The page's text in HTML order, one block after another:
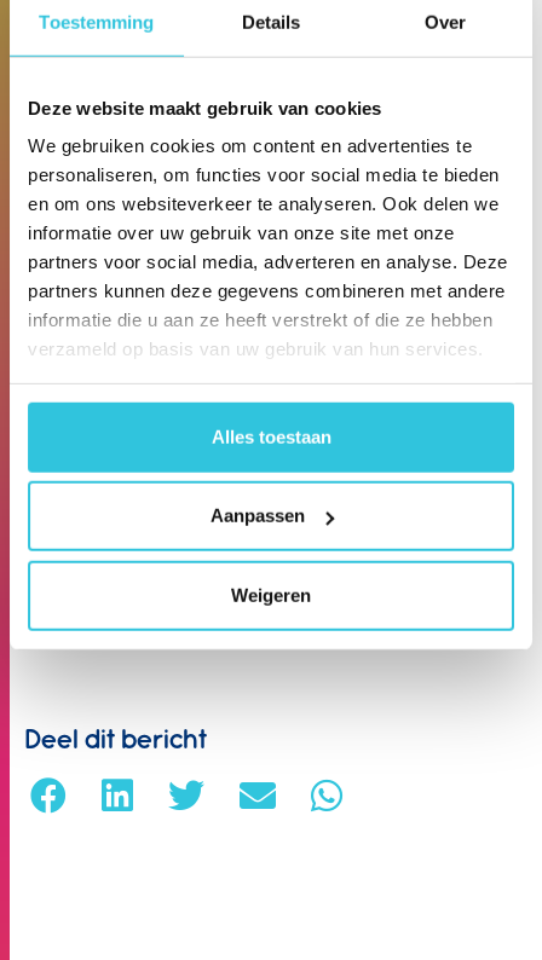
Toestemming Details Over
Deze website maakt gebruik van cookies
We gebruiken cookies om content en advertenties te
personaliseren, om functies voor social media te bieden
en om ons websiteverkeer te analyseren. Ook delen we
informatie over uw gebruik van onze site met onze
partners voor social media, adverteren en analyse. Deze
partners kunnen deze gegevens combineren met andere
informatie die u aan ze heeft verstrekt of die ze hebben
verzameld op basis van uw gebruik van hun services.
Alles toestaan
Aanpassen
Weigeren
In deze tijden waarin de zorg in het volle licht staat,
is het voor ondernemers in de zorg raadzaam om
werknemers te onderscheiden. Dat kan bijvoorbeeld
door een WIA-aanvullingsverzekering aan te
bieden. Een mooie secundaire arbeidsvoorwaarde!
Voor zichzelf kunnen de werknemers een dergelijke
verzekering bijna niet afsluiten, dus als
zorgondernemer kun je zo een streepje voor
hebben. Hoe dan ook is het als zorgondernemer en
vanuit goed werkgeverschap belangrijk om hier
We denken graag mee hoe je als
zorgondernemer al op een vrij eenvoudige manier
iets voor je personeel kunt doen op de lange
termijn!Neem vrijblijvend contact met ons op! We
Deel dit bericht